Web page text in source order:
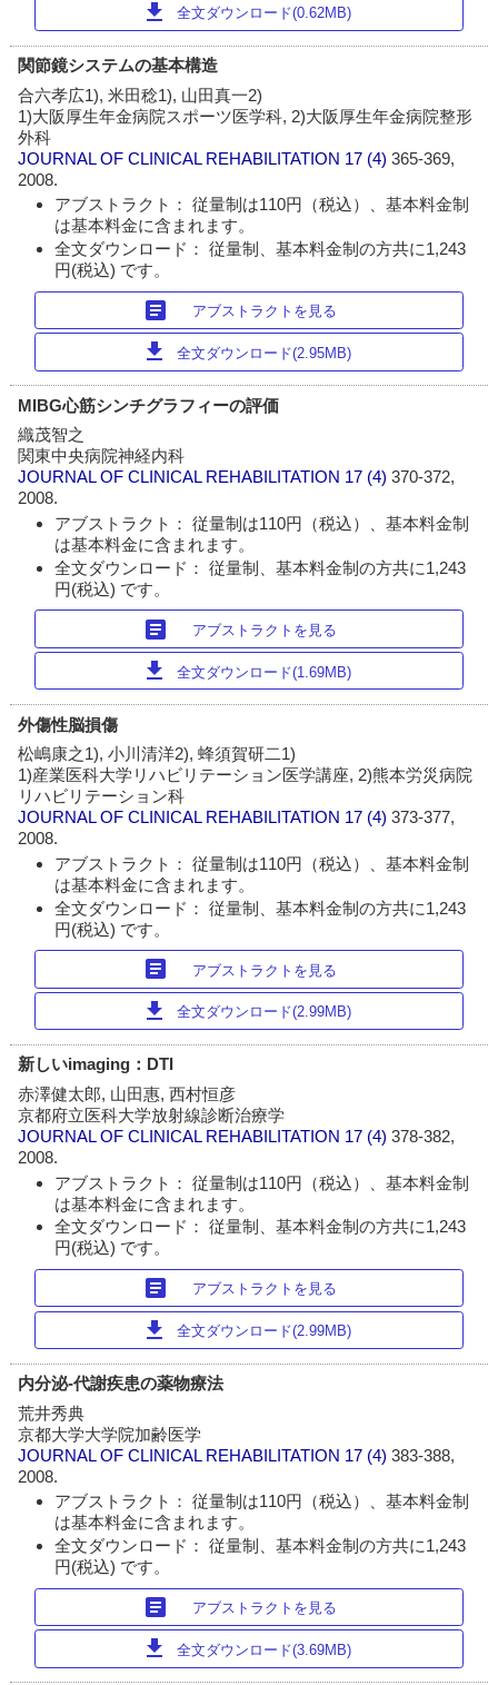
download 全文ダウンロード(0.62MB)
関節鏡システムの基本構造
合六孝広1), 米田稔1), 山田真一2)
1)大阪厚生年金病院スポーツ医学科, 2)大阪厚生年金病院整形
外科
JOURNAL OF CLINICAL REHABILITATION 17 (4)365-369,
2008.
アブストラクト： 従量制は110円（税込）、基本料金制
は基本料金に含まれます。
全文ダウンロード： 従量制、基本料金制の方共に1,243
円(税込) です。
article アブストラクトを見る
download 全文ダウンロード(2.95MB)
MIBG心筋シンチグラフィーの評価
織茂智之
関東中央病院神経内科
JOURNAL OF CLINICAL REHABILITATION 17 (4)370-372,
2008.
アブストラクト： 従量制は110円（税込）、基本料金制
は基本料金に含まれます。
全文ダウンロード： 従量制、基本料金制の方共に1,243
円(税込) です。
article アブストラクトを見る
download 全文ダウンロード(1.69MB)
外傷性脳損傷
松嶋康之1), 小川清洋2), 蜂須賀研二1)
1)産業医科大学リハビリテーション医学講座, 2)熊本労災病院
リハビリテーション科
JOURNAL OF CLINICAL REHABILITATION 17 (4)373-377,
2008.
アブストラクト： 従量制は110円（税込）、基本料金制
は基本料金に含まれます。
全文ダウンロード： 従量制、基本料金制の方共に1,243
円(税込) です。
article アブストラクトを見る
download 全文ダウンロード(2.99MB)
新しいimaging：DTI
赤澤健太郎, 山田惠, 西村恒彦
京都府立医科大学放射線診断治療学
JOURNAL OF CLINICAL REHABILITATION 17 (4)378-382,
2008.
アブストラクト： 従量制は110円（税込）、基本料金制
は基本料金に含まれます。
全文ダウンロード： 従量制、基本料金制の方共に1,243
円(税込) です。
article アブストラクトを見る
download 全文ダウンロード(2.99MB)
内分泌-代謝疾患の薬物療法
荒井秀典
京都大学大学院加齢医学
JOURNAL OF CLINICAL REHABILITATION 17 (4)383-388,
2008.
アブストラクト： 従量制は110円（税込）、基本料金制
は基本料金に含まれます。
全文ダウンロード： 従量制、基本料金制の方共に1,243
円(税込) です。
article アブストラクトを見る
download 全文ダウンロード(3.69MB)